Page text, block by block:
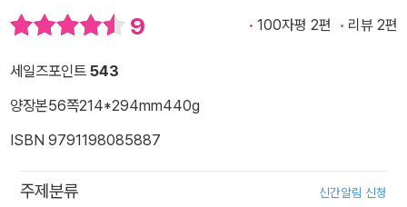
9 100자평 2편 리뷰 2편
세일즈포인트 543
양장본56쪽214*294mm440g
ISBN 9791198085887
주제분류 신간알림 신청